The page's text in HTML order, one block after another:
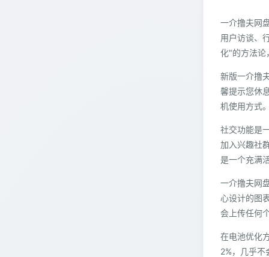
一介撸夫网
用户访谈、
化"的方法论
新版一介撸
馨提示您休
机使用方式
社交功能是
加入兴趣社
是一个充满
一介撸夫网
心设计的图
会上传任何
在电池优化
2%，几乎